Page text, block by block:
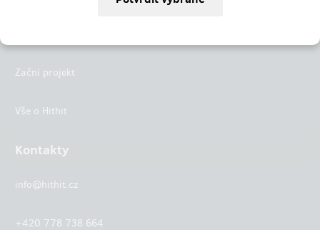
Začni projekt
Vše o Hithit
Kontakty
info@hithit.cz
+420 778 738 664